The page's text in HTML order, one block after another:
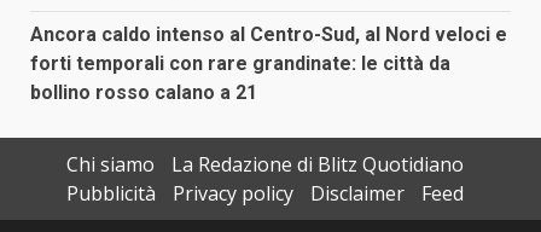
Ancora caldo intenso al Centro-Sud, al Nord veloci e
forti temporali con rare grandinate: le città da
bollino rosso calano a 21
Chi siamo
La Redazione di Blitz Quotidiano
Pubblicità
Privacy policy Disclaimer Feed